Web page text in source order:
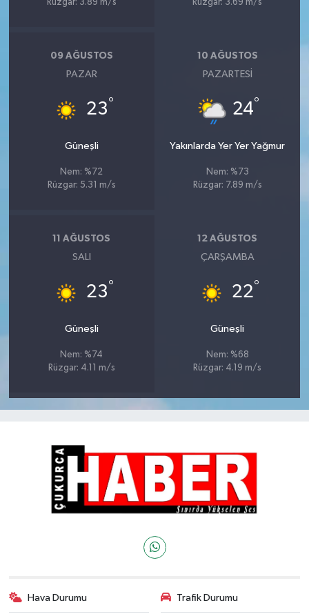
Rüzgar: 3.89 m/s
Rüzgar: 3.69 m/s
09 AĞUSTOS
PAZAR
23°
Güneşli
Nem: %72
Rüzgar: 5.31 m/s
10 AĞUSTOS
PAZARTESI
24°
Yakınlarda Yer Yer Yağmur
Nem: %73
Rüzgar: 7.89 m/s
11 AĞUSTOS
SALI
23°
Güneşli
Nem: %74
Rüzgar: 4.11 m/s
12 AĞUSTOS
ÇARŞAMBA
22°
Güneşli
Nem: %68
Rüzgar: 4.19 m/s
Hava Durumu Trafik Durumu